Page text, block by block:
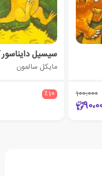
100،000
مایکل سالمون
٪10